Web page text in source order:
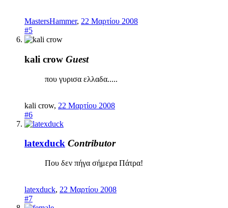
MastersHammer, 22 Μαρτίου 2008
#5
kali crow Guest
που γυρισα ελλαδα.....
kali crow, 22 Μαρτίου 2008
#6
latexduck Contributor
Που δεν πήγα σήμερα Πάτρα!
latexduck, 22 Μαρτίου 2008
#7